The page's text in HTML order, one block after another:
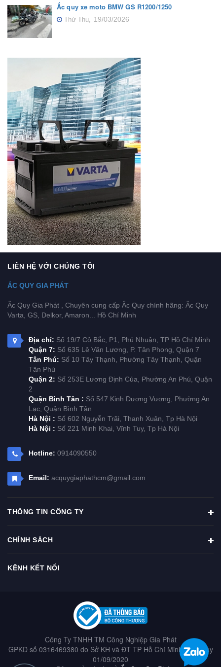
Ắc quy xe moto BMW GS R1200/1250
Thứ Thu, 19/03/2026
LIÊN HỆ VỚI CHÚNG TÔI
ẮC QUY GIA PHÁT
Ắc Quy Gia Phát , Chuyên cung cấp Ắc Quy chính hãng: Ắc Quy
Varta, GS, Delkor, Amaron... Hồ Chí Minh
Địa chỉ: Số 19/7 Cô Bắc, P1, Phú Nhuận, TP Hồ Chí Minh
Quận 7: Số 635 Lê Văn Lương, P. Tân Phong, Quận 7
Tân Phú: Số 10 Tây Thạnh, Phường Tây Thạnh, Quận
Tân Phú
Quận 2: Số 253E Lương Định Của, Phường An Phú, Quận
2
Quận Bình Tân : Số 547 Kinh Dương Vương, Phường An
Lạc, Quận Bình Tân
Hà Nội : Số 602 Nguyễn Trãi, Thanh Xuân, Tp Hà Nội
Hà Nội : Số 221 Minh Khai, Vĩnh Tuy, Tp Hà Nội
Hotline: 0914090550
Email: acquygiaphathcm@gmail.com
THÔNG TIN CÔNG TY
CHÍNH SÁCH
KÊNH KẾT NỐI
Công Ty TNHH TM Công Nghiệp Gia Phát
GPKD số 0316469380 do Sở KH và ĐT TP Hồ Chí Minh cấp ngày
01/09/2020